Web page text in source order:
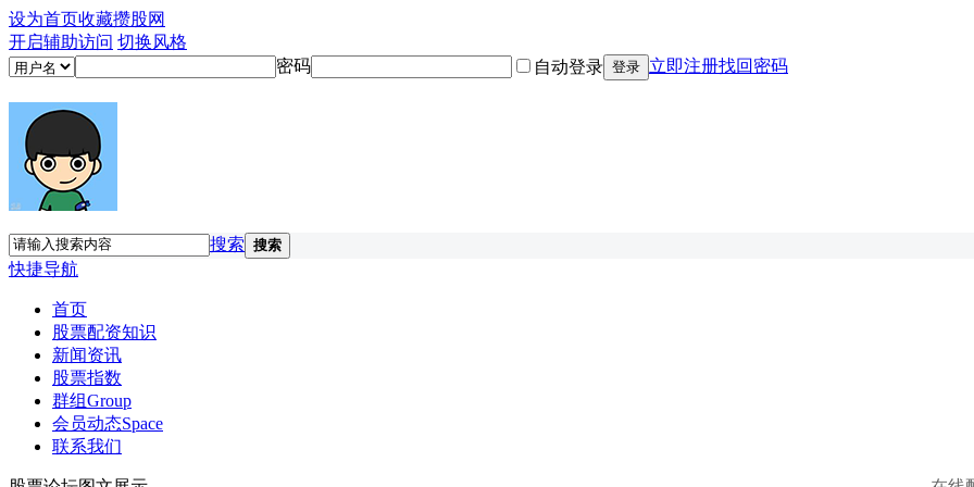
设为首页收藏攒股网
开启辅助访问 切换风格
密码
自动登录 登录 立即注册找回密码
搜索 搜索
快捷导航
首页
股票配资知识
新闻资讯
股票指数
群组Group
会员动态Space
联系我们